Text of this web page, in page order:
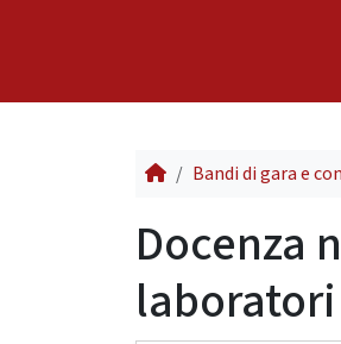
Bandi di gara e
Docenza